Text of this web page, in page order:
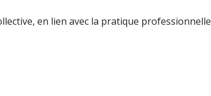
en lien avec la pratique professionnelle